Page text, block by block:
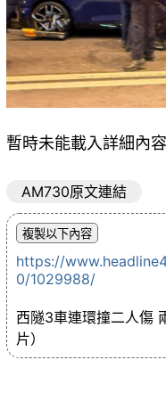
暫時未能載入詳細內
AM730原文連結
https://
0/1029988/
西隧3車連環撞二人傷
片）